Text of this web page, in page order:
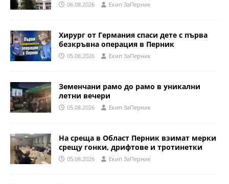
06.08.2026 Eкип ЗаПерник
Хирург от Германия спаси дете с първа
безкръвна операция в Перник
05.08.2026 Eкип ЗаПерник
Земенчани рамо до рамо в уникални
летни вечери
05.08.2026 Eкип ЗаПерник
На среща в Област Перник взимат мерки
срещу гонки, дрифтове и тротинетки
05.08.2026 Eкип ЗаПерник